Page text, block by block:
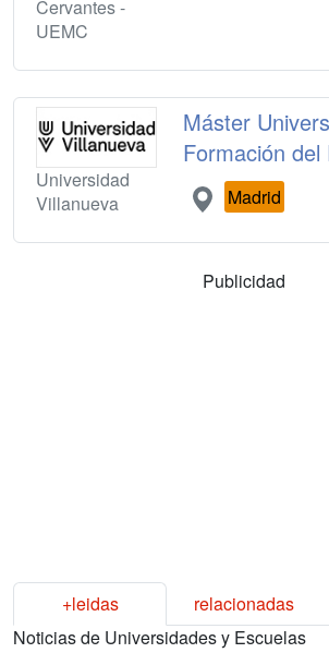
Cervantes -
UEMC
Universidad
Villanueva
Máster
Formación
Madrid
Publicidad
+leidas relacionadas
Noticias de Universidades y Escuelas